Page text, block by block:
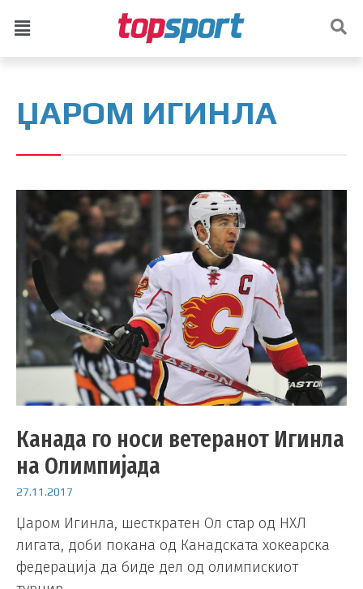
ЏАРОМ ИГИНЛА
Канада го носи ветеранот Игинла
на Олимпијада
27.11.2017
Џаром Игинла, шесткратен Ол стар од НХЛ
лигата, доби покана од Канадската хокеарска
федерација да биде дел од олимпискиот